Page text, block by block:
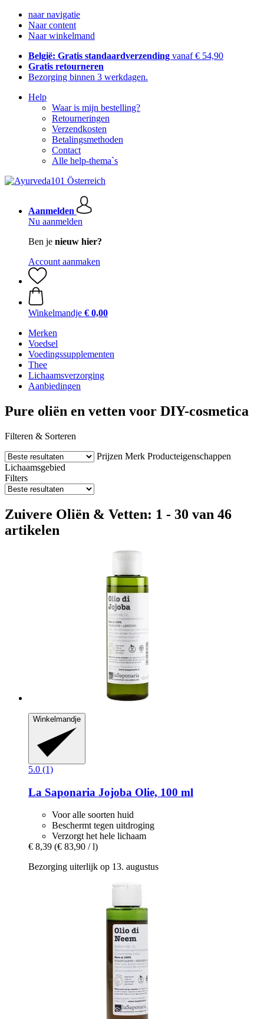
naar navigatie
Naar content
Naar winkelmand
België: Gratis standaardverzending vanaf € 54,90
Gratis retourneren
Bezorging binnen 3 werkdagen.
Help
Waar is mijn bestelling?
Retourneringen
Verzendkosten
Betalingsmethoden
Contact
Alle help-thema`s
Aanmelden
Nu aanmelden
Ben je nieuw hier?
Account aanmaken
Winkelmandje € 0,00
Merken
Voedsel
Voedingssupplementen
Thee
Lichaamsverzorging
Aanbiedingen
Pure oliën en vetten voor DIY-cosmetica
Filteren & Sorteren
Prijzen Merk Producteigenschappen
Lichaamsgebied
Filters
Zuivere Oliën & Vetten: 1 - 30 van 46
artikelen
Winkelmandje
5.0 (1)
La Saponaria Jojoba Olie, 100 ml
Voor alle soorten huid
Beschermt tegen uitdroging
Verzorgt het hele lichaam
€ 8,39 (€ 83,90 / l)
Bezorging uiterlijk op 13. augustus